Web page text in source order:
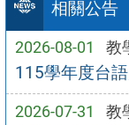
相關公告
2026-08-01 教
115學年度台
2026-07-31 教